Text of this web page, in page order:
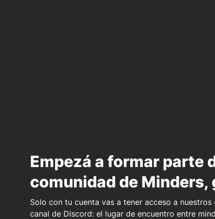
Empezá a formar parte
comunidad de Minders,
Solo con tu cuenta vas a tener acceso a
canal de Discord: el lugar de encuentro entre